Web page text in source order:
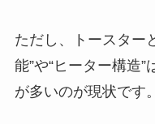
ただし、トースター
能”や“ヒーター構造
が多いのが現状です。